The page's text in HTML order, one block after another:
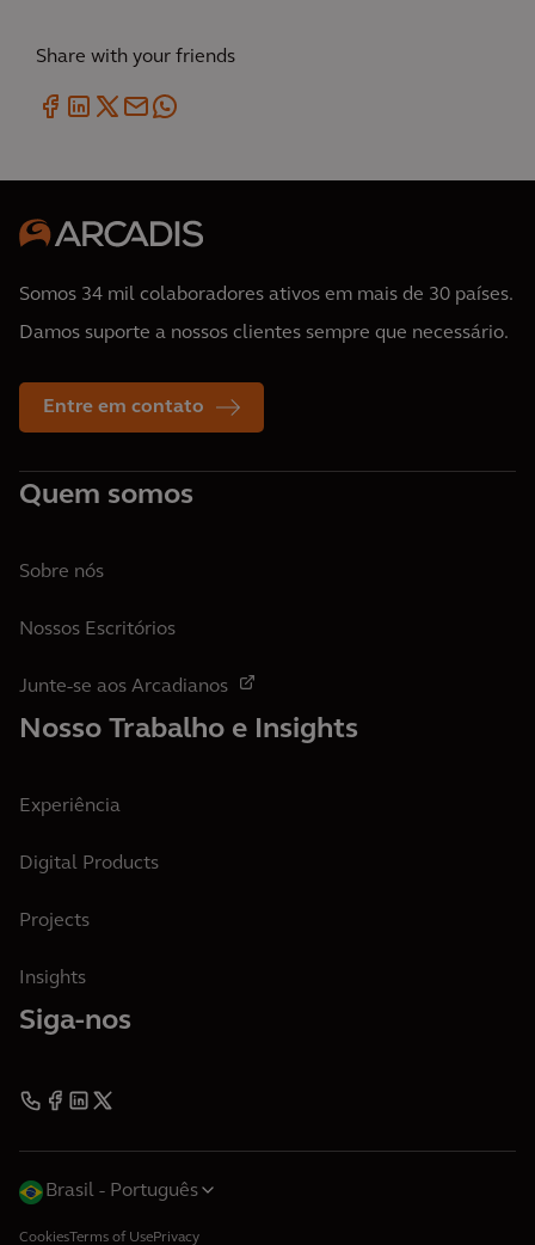
Share with your friends
Somos 34 mil colaboradores ativos em mais de 30 países.
Damos suporte a nossos clientes sempre que necessário.
Entre em contato
Quem somos
Sobre nós
Nossos Escritórios
Junte-se aos Arcadianos
Nosso Trabalho e Insights
Experiência
Digital Products
Projects
Insights
Siga-nos
CookiesTerms of UsePrivacy
Brasil Português